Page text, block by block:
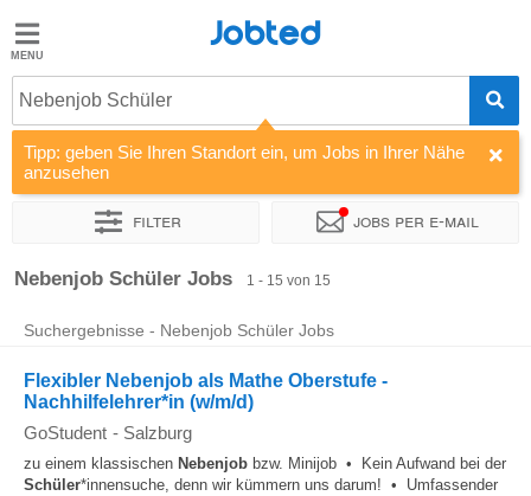
Jobted
Jobs
Gehalt
Jobted
Nebenjob Schüler
Tipp: geben Sie Ihren Standort ein, um Jobs in Ihrer Nähe
anzusehen
Filter Jobs per e-mail
Sortieren nach Unternehmen Vertragsart
Nebenjob Schüler Jobs 1 - 15 von 15
Suchergebnisse - Nebenjob Schüler Jobs
Flexibler Nebenjob als Mathe Oberstufe -
Nachhilfelehrer*in (w/m/d)
GoStudent - Salzburg
zu einem klassischen Nebenjob bzw. Minijob • Kein Aufwand bei der
Schüler*innensuche, denn wir kümmern uns darum! • Umfassender